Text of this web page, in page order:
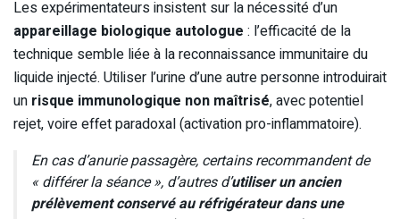
Les expérimentateurs insistent sur la nécessité d’un
appareillage biologique autologue : l’efficacité de la
technique semble liée à la reconnaissance immunitaire du
liquide injecté. Utiliser l’urine d’une autre personne introduirait
un risque immunologique non maîtrisé, avec potentiel
rejet, voire effet paradoxal (activation pro-inflammatoire).
En cas d’anurie passagère, certains recommandent de
« différer la séance », d’autres d’utiliser un ancien
prélèvement conservé au réfrigérateur dans une